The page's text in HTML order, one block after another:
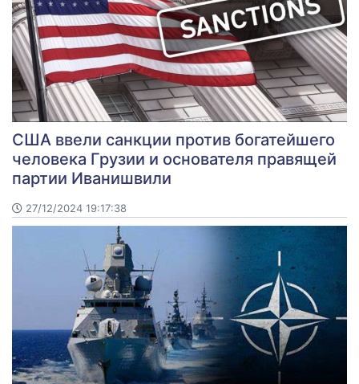
США ввели санкции против богатейшего
человека Грузии и основателя правящей
партии Иванишвили
27/12/2024 19:17:38